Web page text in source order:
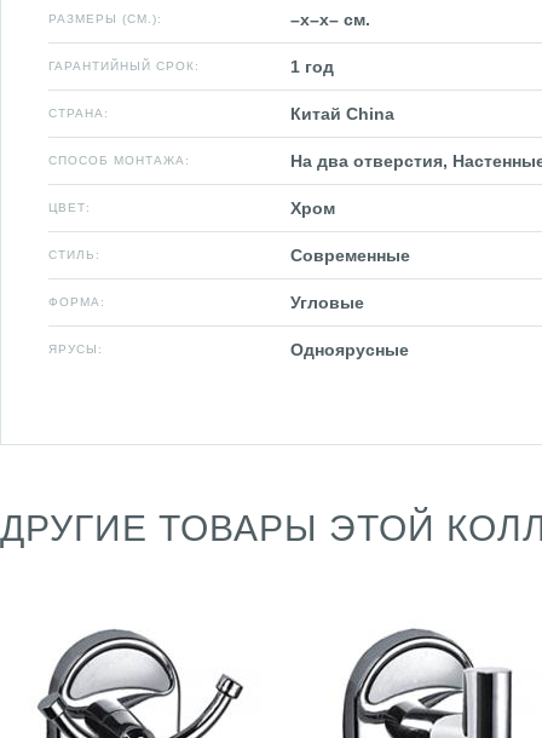
РАЗМЕРЫ (СМ.): –x–x– см.
ГАРАНТИЙНЫЙ СРОК: 1 год
СТРАНА: Китай China
СПОСОБ МОНТАЖА: На два отверстия,
ЦВЕТ: Хром
СТИЛЬ: Современные
ФОРМА: Угловые
ЯРУСЫ: Одноярусные
ДРУГИЕ ТОВАРЫ ЭТОЙ